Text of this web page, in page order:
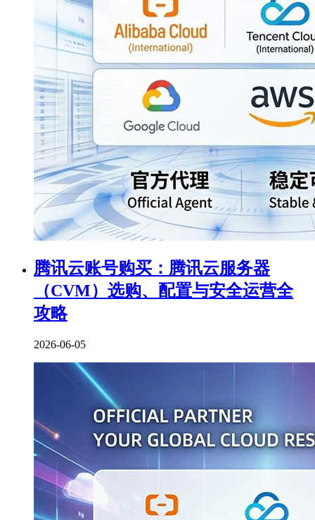
腾讯云账号购买：腾讯云服务器
（CVM）选购、配置与安全运营全
攻略
2026-06-05